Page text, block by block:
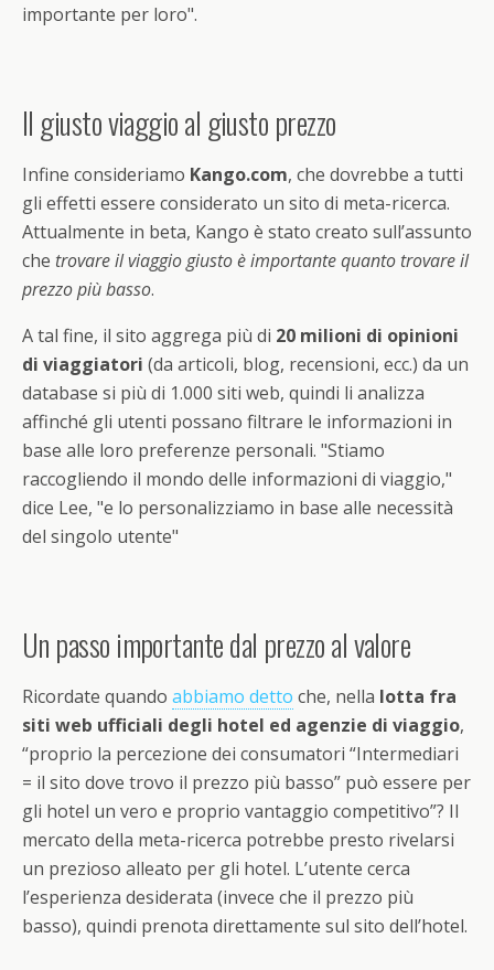
importante per loro".
Il giusto viaggio al giusto prezzo
Infine consideriamo Kango.com, che dovrebbe a tutti
gli effetti essere considerato un sito di meta-ricerca.
Attualmente in beta, Kango è stato creato sull’assunto
che trovare il viaggio giusto è importante quanto trovare il
prezzo più basso.
A tal fine, il sito aggrega più di 20 milioni di opinioni
di viaggiatori (da articoli, blog, recensioni, ecc.) da un
database si più di 1.000 siti web, quindi li analizza
affinché gli utenti possano filtrare le informazioni in
base alle loro preferenze personali. "Stiamo
raccogliendo il mondo delle informazioni di viaggio,"
dice Lee, "e lo personalizziamo in base alle necessità
del singolo utente"
Un passo importante dal prezzo al valore
Ricordate quando abbiamo detto che, nella lotta fra
siti web ufficiali degli hotel ed agenzie di viaggio,
“proprio la percezione dei consumatori “Intermediari
= il sito dove trovo il prezzo più basso” può essere per
gli hotel un vero e proprio vantaggio competitivo”? Il
mercato della meta-ricerca potrebbe presto rivelarsi
un prezioso alleato per gli hotel. L’utente cerca
l’esperienza desiderata (invece che il prezzo più
basso), quindi prenota direttamente sul sito dell’hotel.